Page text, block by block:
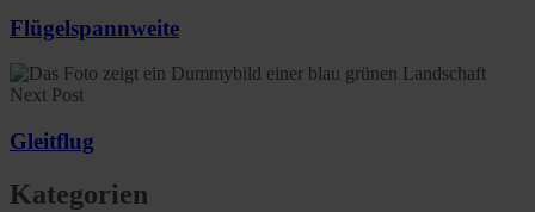
Flügelspannweite
Next Post
Gleitflug
Kategorien